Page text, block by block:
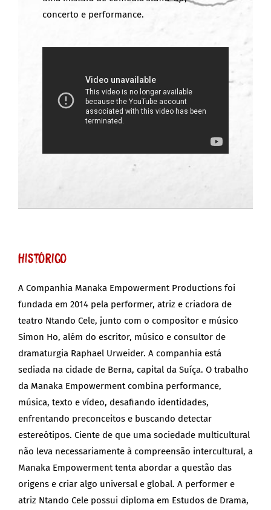
concerto e performance.
Histórico
A Companhia Manaka Empowerment Productions foi
fundada em 2014 pela performer, atriz e criadora de
teatro Ntando Cele, junto com o compositor e músico
Simon Ho, além do escritor, músico e consultor de
dramaturgia Raphael Urweider. A companhia está
sediada na cidade de Berna, capital da Suíça. O trabalho
da Manaka Empowerment combina performance,
música, texto e vídeo, desafiando identidades,
enfrentando preconceitos e buscando detectar
estereótipos. Ciente de que uma sociedade multicultural
não leva necessariamente à compreensão intercultural, a
Manaka Empowerment tenta abordar a questão das
origens e criar algo universal e global. A performer e
atriz Ntando Cele possui diploma em Estudos de Drama,